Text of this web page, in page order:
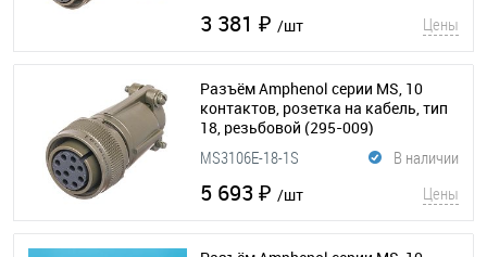
3 381 ₽ /шт Цены
Разъём Amphenol серии MS, 10
контактов, розетка на кабель, тип
18, резьбовой (295-009)
В наличии
MS3106E-18-1S
5 693 ₽ /шт Цены